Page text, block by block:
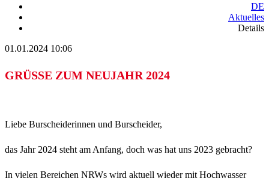
DE
Aktuelles
Details
01.01.2024 10:06
GRÜSSE ZUM NEUJAHR 2024
Liebe Burscheiderinnen und Burscheider,
das Jahr 2024 steht am Anfang, doch was hat uns 2023 gebracht?
In vielen Bereichen NRWs wird aktuell wieder mit Hochwasser